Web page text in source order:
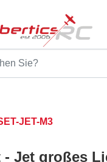
JET-M3
Jet großes